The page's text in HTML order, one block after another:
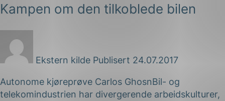
Kampen om den tilkoblede bilen
Ekstern kilde Publisert 24.07.2017
Autonome kjøreprøve Carlos GhosnBil- og
telekomindustrien har divergerende arbeidskulturer,